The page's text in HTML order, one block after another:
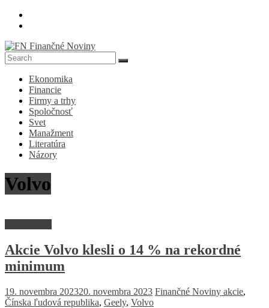
Skip
FN
Finančné
Noviny
Denník
ekonomike
spoločnosti
Ekonomika
Financie
Firmy a trhy
Spoločnosť
Svet
Manažment
Literatúra
Názory
Volvo
Akcie Volvo klesli o 14 % na rekordné
minimum
19. novembra 202320. novembra 2023 Finančné Noviny akcie,
Čínska ľudová republika, Geely, Volvo